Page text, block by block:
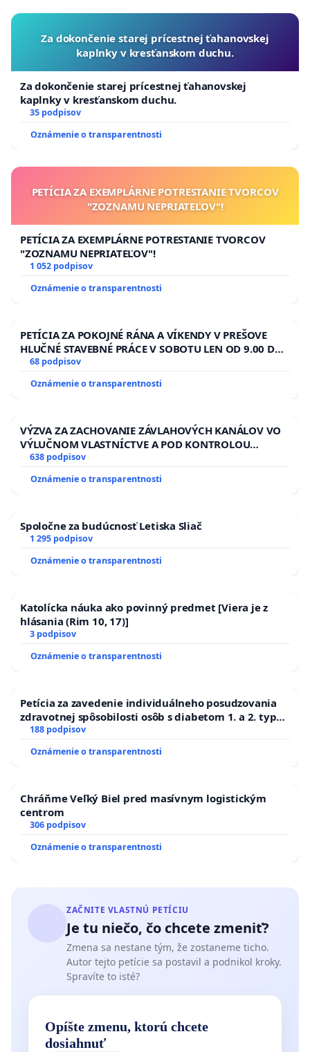
Za dokončenie starej prícestnej ťahanovskej
kaplnky v kresťanskom duchu.
Za dokončenie starej prícestnej ťahanovskej
kaplnky v kresťanskom duchu.
35 podpisov
Oznámenie o transparentnosti
PETÍCIA ZA EXEMPLÁRNE POTRESTANIE TVORCOV
"ZOZNAMU NEPRIATEĽOV"!
PETÍCIA ZA EXEMPLÁRNE POTRESTANIE TVORCOV
"ZOZNAMU NEPRIATEĽOV"!
1 052 podpisov
Oznámenie o transparentnosti
PETÍCIA ZA POKOJNÉ RÁNA A VÍKENDY V PREŠOVE
HLUČNÉ STAVEBNÉ PRÁCE V SOBOTU LEN OD 9.00 DO
13.00 HOD., CEZ PRACOVNÝ TÝŽDEŇ CIEĽ 8.00 – 18.00
ĎUMBIERSKEJ/MAGU
68 podpisov
Oznámenie o transparentnosti
VÝZVA ZA ZACHOVANIE ZÁVLAHOVÝCH KANÁLOV VO
VÝLUČNOM VLASTNÍCTVE A POD KONTROLOU
SLOVENSKEJ REPUBLIKY & žiadosť na riešenie
kanálov na Slovensku
638 podpisov
Oznámenie o transparentnosti
Spoločne za budúcnosť Letiska Sliač
1 295 podpisov
Oznámenie o transparentnosti
Katolícka náuka ako povinný predmet [Viera je z
hlásania (Rim 10, 17)]
3 podpisov
Oznámenie o transparentnosti
Petícia za zavedenie individuálneho posudzovania
zdravotnej spôsobilosti osôb s diabetom 1. a 2. typu
pri prijímaní do Policajného zboru SR
188 podpisov
Oznámenie o transparentnosti
Chráňme Veľký Biel pred masívnym logistickým
centrom
306 podpisov
Oznámenie o transparentnosti
ZAČNITE VLASTNÚ PETÍCIU
Je tu niečo, čo chcete zmeniť?
Zmena sa nestane tým, že zostaneme ticho.
Autor tejto petície sa postavil a podnikol kroky.
Spravíte to isté?
Opíšte zmenu, ktorú chcete
dosiahnuť